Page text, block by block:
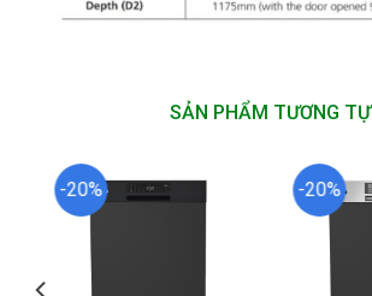
SẢN PHẨM TƯƠNG TỰ
-20% -20%